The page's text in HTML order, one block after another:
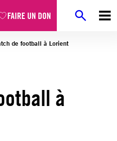
FAIRE UN DON
de football à Lorient
à